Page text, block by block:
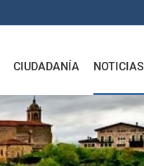
CIUDADANÍA NOTICIAS